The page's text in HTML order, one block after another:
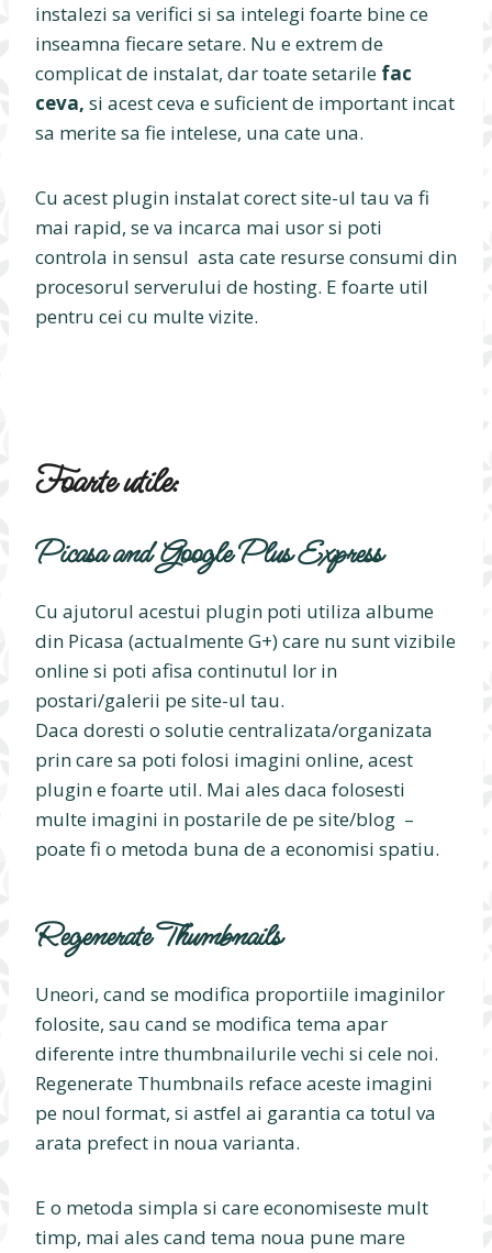
instalezi sa verifici si sa intelegi foarte bine ce
inseamna fiecare setare. Nu e extrem de
complicat de instalat, dar toate setarile fac
ceva, si acest ceva e suficient de important incat
sa merite sa fie intelese, una cate una.
Cu acest plugin instalat corect site-ul tau va fi
mai rapid, se va incarca mai usor si poti
controla in sensul asta cate resurse consumi din
procesorul serverului de hosting. E foarte util
pentru cei cu multe vizite.
Foarte utile:
Picasa and Google Plus Express
Cu ajutorul acestui plugin poti utiliza albume
din Picasa (actualmente G+) care nu sunt vizibile
online si poti afisa continutul lor in
postari/galerii pe site-ul tau.
Daca doresti o solutie centralizata/organizata
prin care sa poti folosi imagini online, acest
plugin e foarte util. Mai ales daca folosesti
multe imagini in postarile de pe site/blog –
poate fi o metoda buna de a economisi spatiu.
Regenerate Thumbnails
Uneori, cand se modifica proportiile imaginilor
folosite, sau cand se modifica tema apar
diferente intre thumbnailurile vechi si cele noi.
Regenerate Thumbnails reface aceste imagini
pe noul format, si astfel ai garantia ca totul va
arata prefect in noua varianta.
E o metoda simpla si care economiseste mult
timp, mai ales cand tema noua pune mare